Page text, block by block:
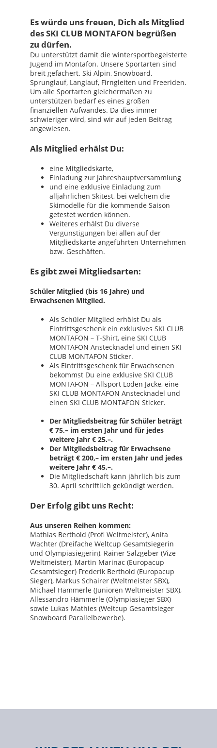
Es würde uns freuen, Dich als Mitglied
des SKI CLUB MONTAFON begrüßen
zu dürfen.
Du unterstützt damit die wintersportbegeisterte
Jugend im Montafon. Unsere Sportarten sind
breit gefächert. Ski Alpin, Snowboard,
Sprunglauf, Langlauf, Firngleiten und Freeriden.
Um alle Sportarten gleichermaßen zu
unterstützen bedarf es eines großen
finanziellen Aufwandes. Da dies immer
schwieriger wird, sind wir auf jeden Beitrag
angewiesen.
Als Mitglied erhälst Du:
eine Mitgliedskarte,
Einladung zur Jahreshauptversammlung
und eine exklusive Einladung zum
alljährlichen Skitest, bei welchem die
Skimodelle für die kommende Saison
getestet werden können.
Weiteres erhälst Du diverse
Vergünstigungen bei allen auf der
Mitgliedskarte angeführten Unternehmen
bzw. Geschäften.
Es gibt zwei Mitgliedsarten:
Schüler Mitglied (bis 16 Jahre) und
Erwachsenen Mitglied.
Als Schüler Mitglied erhälst Du als
Eintrittsgeschenk ein exklusives SKI CLUB
MONTAFON – T-Shirt, eine SKI CLUB
MONTAFON Anstecknadel und einen SKI
CLUB MONTAFON Sticker.
Als Eintrittsgeschenk für Erwachsenen
bekommst Du eine exklusive SKI CLUB
MONTAFON – Allsport Loden Jacke, eine
SKI CLUB MONTAFON Anstecknadel und
einen SKI CLUB MONTAFON Sticker.
Der Mitgliedsbeitrag für Schüler beträgt
€ 75,– im ersten Jahr und für jedes
weitere Jahr € 25.–.
Der Mitgliedsbeitrag für Erwachsene
beträgt € 200,– im ersten Jahr und jedes
weitere Jahr € 45.–.
Die Mitgliedschaft kann jährlich bis zum
30. April schriftlich gekündigt werden.
Der Erfolg gibt uns Recht:
Aus unseren Reihen kommen:
Mathias Berthold (Profi Weltmeister), Anita
Wachter (Dreifache Weltcup Gesamtsiegerin
und Olympiasiegerin), Rainer Salzgeber (Vize
Weltmeister), Martin Marinac (Europacup
Gesamtsieger) Frederik Berthold (Europacup
Sieger), Markus Schairer (Weltmeister SBX),
Michael Hämmerle (Junioren Weltmeister SBX),
Allessandro Hämmerle (Olympiasieger SBX)
sowie Lukas Mathies (Weltcup Gesamtsieger
Snowboard Parallelbewerbe).